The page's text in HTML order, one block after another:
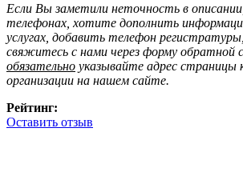
Если Вы заметили неточность в
телефонах, хотите дополнить
услугах, добавить телефон
свяжитесь с нами через форму обратной
обязательно указывайте адрес страницы
организации на нашем сайте.
Рейтинг:
Оставить отзыв